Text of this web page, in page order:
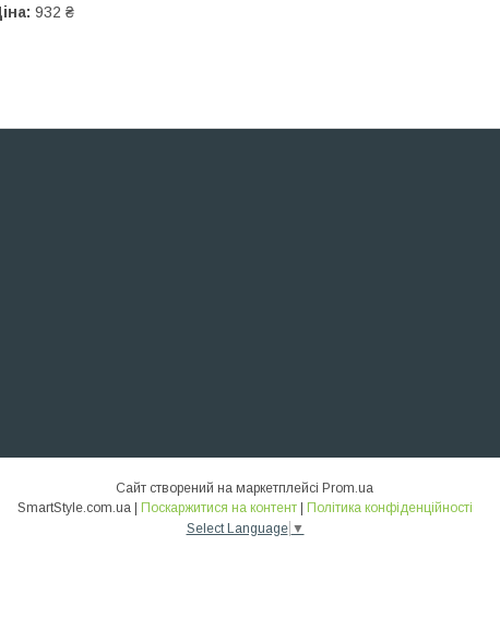
932 ₴
Сайт створений на маркетплейсі Prom.ua
Поскаржитися на контент
Політика конфіденційності
Select Language ▼